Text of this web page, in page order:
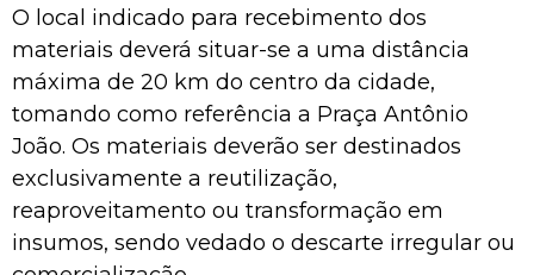
O local indicado para recebimento dos
materiais deverá situar-se a uma distância
máxima de 20 km do centro da cidade,
tomando como referência a Praça Antônio
João. Os materiais deverão ser destinados
exclusivamente a reutilização,
reaproveitamento ou transformação em
insumos, sendo vedado o descarte irregular ou